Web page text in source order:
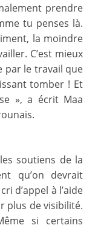
prendre
tu penses là.
la moindre
C’est mieux
par le travail que
tomber ! Et
», a écrit Maa
soutiens de la
qu’on devrait
d’appel à l’aide
plus de visibilité.
si certains